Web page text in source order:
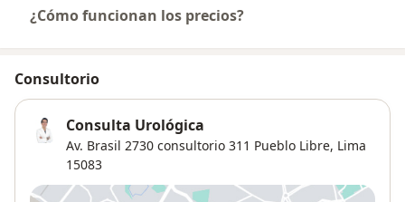
¿Cómo funcionan los precios?
Consultorio
Consulta Urológica
Av. Brasil 2730 consultorio 311 Pueblo Libre, Lima
15083